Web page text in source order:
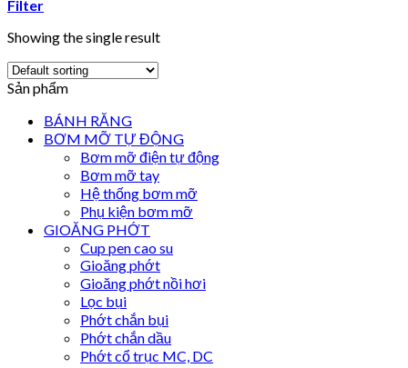
Filter
Showing the single result
Sản phẩm
BÁNH RĂNG
BƠM MỠ TỰ ĐỘNG
Bơm mỡ điện tự động
Bơm mỡ tay
Hệ thống bơm mỡ
Phụ kiện bơm mỡ
GIOĂNG PHỚT
Cup pen cao su
Gioăng phớt
Gioăng phớt nồi hơi
Lọc bụi
Phớt chắn bụi
Phớt chắn dầu
Phớt cổ trục MC, DC